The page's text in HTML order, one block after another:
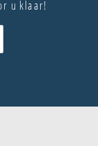
u klaar!